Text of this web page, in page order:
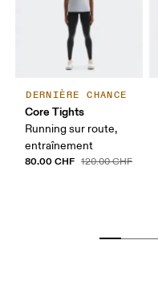
DERNIÈRE CHANCE
Core Tights
Running sur route,
entraînement
80.00 CHF 120.00 CHF